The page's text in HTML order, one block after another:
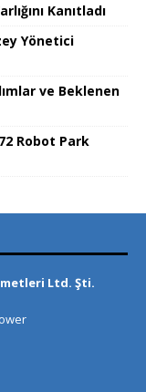
Kanıtladı
Yönetici
ve Beklenen
Robot Park
Ltd. Şti.